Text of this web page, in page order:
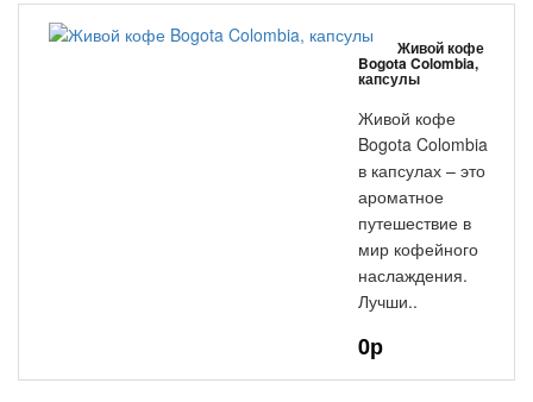
Живой кофе
Bogota Colombia,
капсулы
Живой кофе
Bogota Colombia
в капсулах – это
ароматное
путешествие в
мир кофейного
наслаждения.
Лучши..
0р